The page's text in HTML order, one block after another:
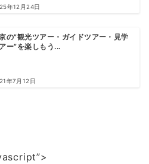
年12月24日
の”観光ツアー・ガイドツアー・見学
ー”を楽しもう...
年7月12日